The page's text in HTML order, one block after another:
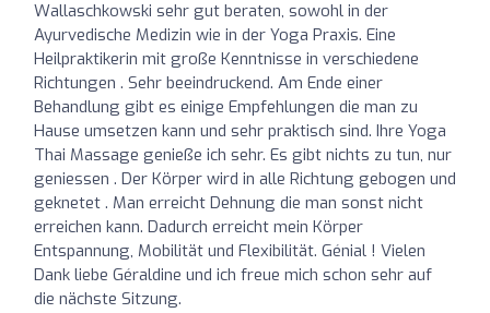
Wallaschkowski sehr gut beraten, sowohl in der
Ayurvedische Medizin wie in der Yoga Praxis. Eine
Heilpraktikerin mit große Kenntnisse in verschiedene
Richtungen . Sehr beeindruckend. Am Ende einer
Behandlung gibt es einige Empfehlungen die man zu
Hause umsetzen kann und sehr praktisch sind. Ihre Yoga
Thai Massage genieße ich sehr. Es gibt nichts zu tun, nur
geniessen . Der Körper wird in alle Richtung gebogen und
geknetet . Man erreicht Dehnung die man sonst nicht
erreichen kann. Dadurch erreicht mein Körper
Entspannung, Mobilität und Flexibilität. Génial ! Vielen
Dank liebe Géraldine und ich freue mich schon sehr auf
die nächste Sitzung.